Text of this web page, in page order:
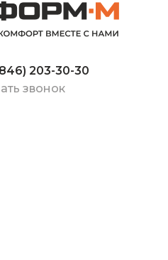
203-30-30
звонок